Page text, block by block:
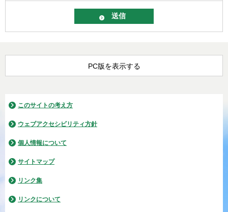
PC版を表示する
このサイトの考え方
ウェブアクセシビリティ方針
個人情報について
サイトマップ
リンク集
リンクについて